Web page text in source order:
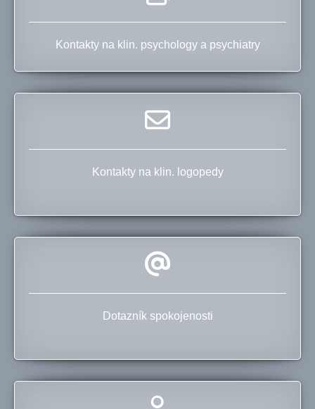
Kontakty na klin. psychology a psychiatry
Kontakty na klin. logopedy
Dotazník spokojenosti